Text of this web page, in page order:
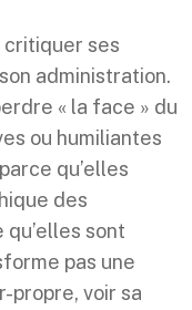
critiquer ses
administration.
« la face » du
ou humiliantes
qu’elles
des
sont
pas une
propre, voir sa